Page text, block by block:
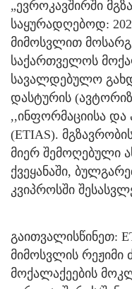
„ევროკავშირში
საყურადღებოდ:
მიმოსვლით
საქართველოს
სავალდებულო
დასტურის
,,ინფორმაციისა და
(ETIAS).
მიერ შემოღებული
ქვეყანაში,
კვიპროსში
გაითვალისწინეთ:
მიმოსვლის რეჟიმი
მოქალაქეების